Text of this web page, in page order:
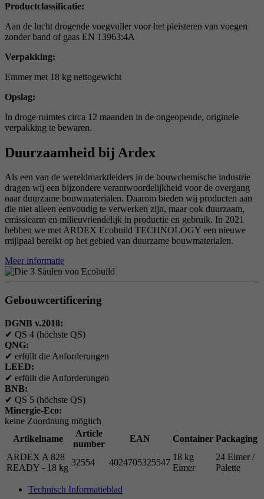
Productclassificatie:
Aan de lucht drogende voegvuller voor het pleisteren van voegen
zonder band of gaas EN 13963:4A
Verpakking:
Emmer met 18 kg nettogewicht
Opslag:
In droge ruimtes circa 12 maanden in de ongeopende, originele
verpakking te bewaren.
Duurzaamheid bij Ardex
Als een van de wereldmarktleiders in de bouwchemische industrie
dragen wij een bijzondere verantwoordelijkheid voor de overgang
naar duurzame bouwmaterialen. Daarom bieden wij producten aan
die niet alleen eenvoudig te verwerken zijn, maar ook duurzaam,
emissiearm en milieuvriendelijk in productie en gebruik. In 2021
hebben we met ARDEX Ecobuild TECHNOLOGY een nieuwe
mijlpaal bereikt op het gebied van duurzame bouwmaterialen.
Meer informatie
Gebouwcertificering
DGNB v.2018:
✔ QS 4 (höchste QS)
QNG:
✔ erfüllt die Anforderungen
LEED:
✔ erfüllt die Anforderungen
BNB:
✔ QS 5 (höchste QS)
Minergie-Eco:
keine Zuordnung möglich
Artikelname
Article
number
EAN Container Packaging
ARDEX A 828
READY - 18 kg
32554 4024705325547
18 kg
Eimer
24 Eimer /
Palette
Technisch Informatieblad